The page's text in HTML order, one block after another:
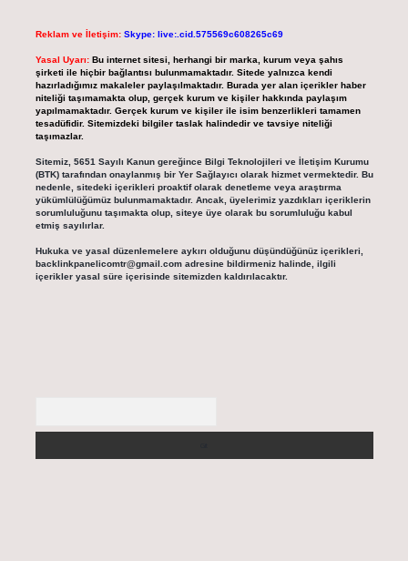
Reklam ve İletişim: Skype: live:.cid.575569c608265c69
Yasal Uyarı: Bu internet sitesi, herhangi bir marka, kurum veya şahıs
şirketi ile hiçbir bağlantısı bulunmamaktadır. Sitede yalnızca kendi
hazırladığımız makaleler paylaşılmaktadır. Burada yer alan içerikler haber
niteliği taşımamakta olup, gerçek kurum ve kişiler hakkında paylaşım
yapılmamaktadır. Gerçek kurum ve kişiler ile isim benzerlikleri tamamen
tesadüfidir. Sitemizdeki bilgiler taslak halindedir ve tavsiye niteliği
taşımazlar.
Sitemiz, 5651 Sayılı Kanun gereğince Bilgi Teknolojileri ve İletişim Kurumu
(BTK) tarafından onaylanmış bir Yer Sağlayıcı olarak hizmet vermektedir. Bu
nedenle, sitedeki içerikleri proaktif olarak denetleme veya araştırma
yükümlülüğümüz bulunmamaktadır. Ancak, üyelerimiz yazdıkları içeriklerin
sorumluluğunu taşımakta olup, siteye üye olarak bu sorumluluğu kabul
etmiş sayılırlar.
Hukuka ve yasal düzenlemelere aykırı olduğunu düşündüğünüz içerikleri,
backlinkpanelicomtr@gmail.comadresine bildirmeniz halinde, ilgili
içerikler yasal süre içerisinde sitemizden kaldırılacaktır.